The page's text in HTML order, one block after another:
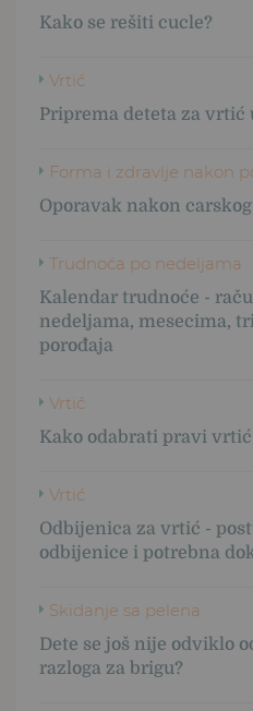
Kako se rešiti cucle?
Vrtić
Priprema deteta za vrtić
Forma i zdravlje nakon
Oporavak nakon
Trudnoća po nedeljama
Kalendar trudnoće -
nedeljama, mesecima,
porođaja
Vrtić
Kako odabrati pravi vrtić
Vrtić
Odbijenica za vrtić -
odbijenice i potrebna
Skidanje sa pelena
Dete se još nije odviklo
razloga za brigu?